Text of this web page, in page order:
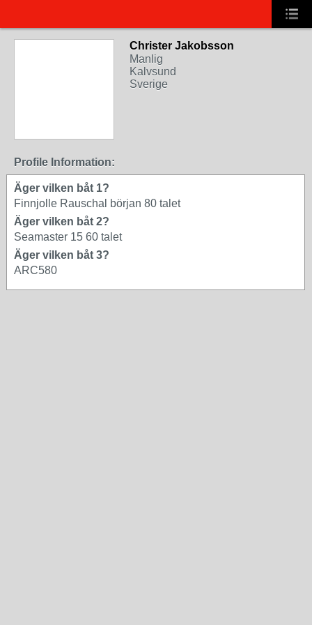
Christer Jakobsson
Manlig
Kalvsund
Sverige
Profile Information:
Äger vilken båt 1?
Finnjolle Rauschal början 80 talet
Äger vilken båt 2?
Seamaster 15 60 talet
Äger vilken båt 3?
ARC580